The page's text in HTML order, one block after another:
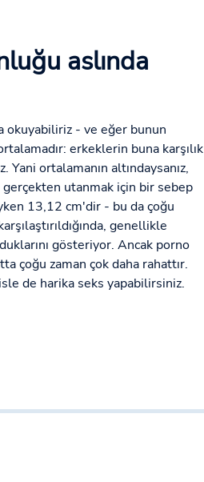
aslında
okuyabiliriz - ve eğer bunun
erkeklerin buna karşılık
ortalamanın altındaysanız,
utanmak için bir sebep
13,12 cm'dir - bu da çoğu
genellikle
gösteriyor. Ancak porno
çoğu zaman çok daha rahattır.
de harika seks yapabilirsiniz.